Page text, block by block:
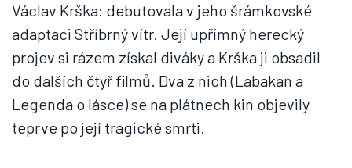
Václav Krška: debutovala v jeho šrámkovské
adaptaci Stříbrný vítr. Její upřímný herecký
projev si rázem získal diváky a Krška ji obsadil
do dalších čtyř filmů. Dva z nich (Labakan a
Legenda o lásce) se na plátnech kin objevily
teprve po její tragické smrti.